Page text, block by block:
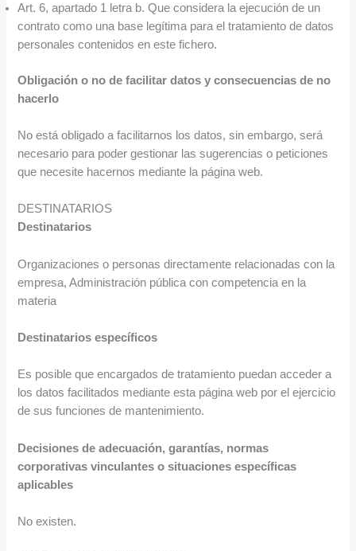
Art. 6, apartado 1 letra b. Que considera la ejecución de un
contrato como una base legítima para el tratamiento de datos
personales contenidos en este fichero.
Obligación o no de facilitar datos y consecuencias de no
hacerlo
No está obligado a facilitarnos los datos, sin embargo, será
necesario para poder gestionar las sugerencias o peticiones
que necesite hacernos mediante la página web.
DESTINATARIOS
Destinatarios
Organizaciones o personas directamente relacionadas con la
empresa, Administración pública con competencia en la
materia
Destinatarios específicos
Es posible que encargados de tratamiento puedan acceder a
los datos facilitados mediante esta página web por el ejercicio
de sus funciones de mantenimiento.
Decisiones de adecuación, garantías, normas
corporativas vinculantes o situaciones específicas
aplicables
No existen.